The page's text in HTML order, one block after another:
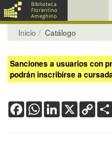
Inicio Catálogo
Sanciones a usuarios con
podrán inscribirse a
FacebookWhatsApp
LinkedIn
X
Link